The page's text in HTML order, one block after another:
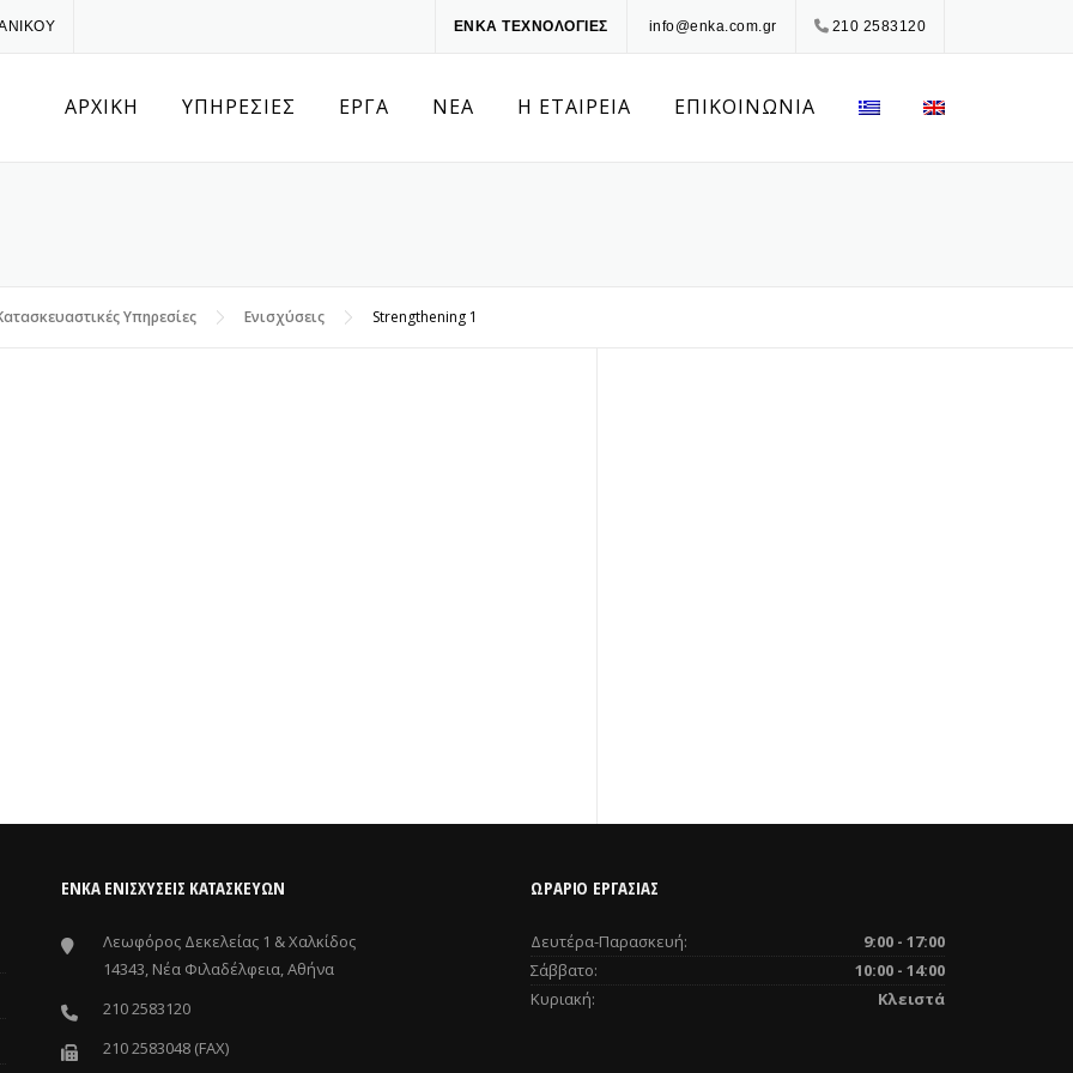
210 2583120
info@enka.com.gr
ΕΝΚΑ ΤΕΧΝΟΛΟΓΙΕΣ
ΑΡΧΙΚΗ ΥΠΗΡΕΣΙΕΣ ΕΡΓΑ ΝΕΑ Η ΕΤΑΙΡΕΙΑ ΕΠΙΚΟΙΝΩΝΙΑ
Υπηρεσίες Ενισχύσεις Strengthening 1
ΕΝΚΑ ΕΝΙΣΧΎΣΕΙΣ ΚΑΤΑΣΚΕΥΏΝ
Λεωφόρος Δεκελείας 1 & Χαλκίδος
14343, Νέα Φιλαδέλφεια, Αθήνα
210 2583120
210 2583048 (FAX)
ΩΡΑΡΙΟ ΕΡΓΑΣΙΑΣ
Δευτέρα-Παρασκευή:
9:00 - 17:00
Σάββατο:
10:00 - 14:00
Κυριακή:
Κλειστά